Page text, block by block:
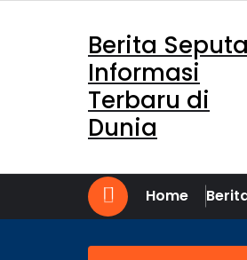
Berita
Informasi
Terbaru di
Dunia
Home